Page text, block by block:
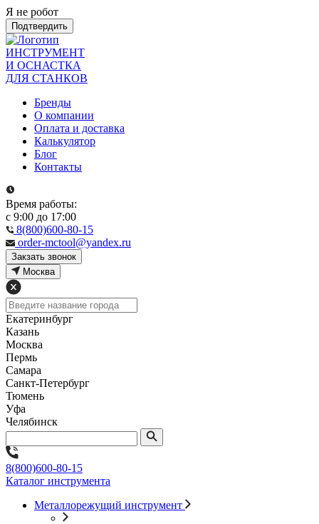
Я не робот
Подтвердить
ИНСТРУМЕНТ
И ОСНАСТКА
ДЛЯ СТАНКОВ
Бренды
О компании
Оплата и доставка
Калькулятор
Блог
Контакты
Время работы:
с 9:00 до 17:00
8(800)600-80-15
order-mctool@yandex.ru
Закзать звонок
Москва
Екатеринбург
Казань
Москва
Пермь
Самара
Санкт-Петербург
Тюмень
Уфа
Челябинск
8(800)600-80-15
Каталог инструмента
Металлорежущий инструмент